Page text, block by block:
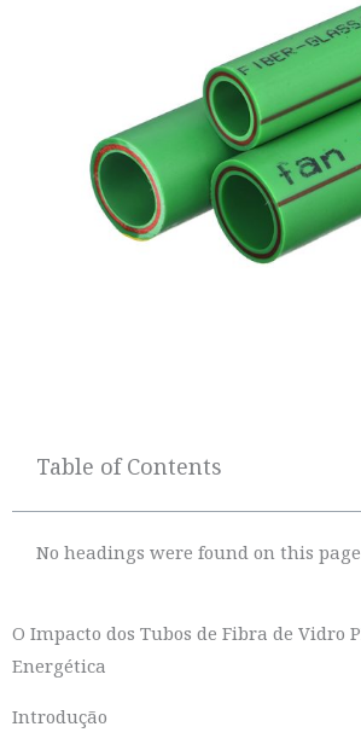
Table of Contents
No headings were found on this
O Impacto dos Tubos de Fibra de Vidro
Energética
Introdução